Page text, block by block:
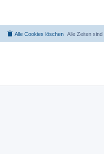
Alle Zeiten sind
Alle Cookies löschen